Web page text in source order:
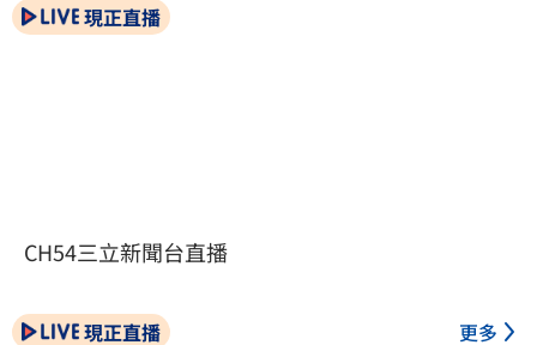
現正直播
CH54三立新聞台直播
現正直播 更多